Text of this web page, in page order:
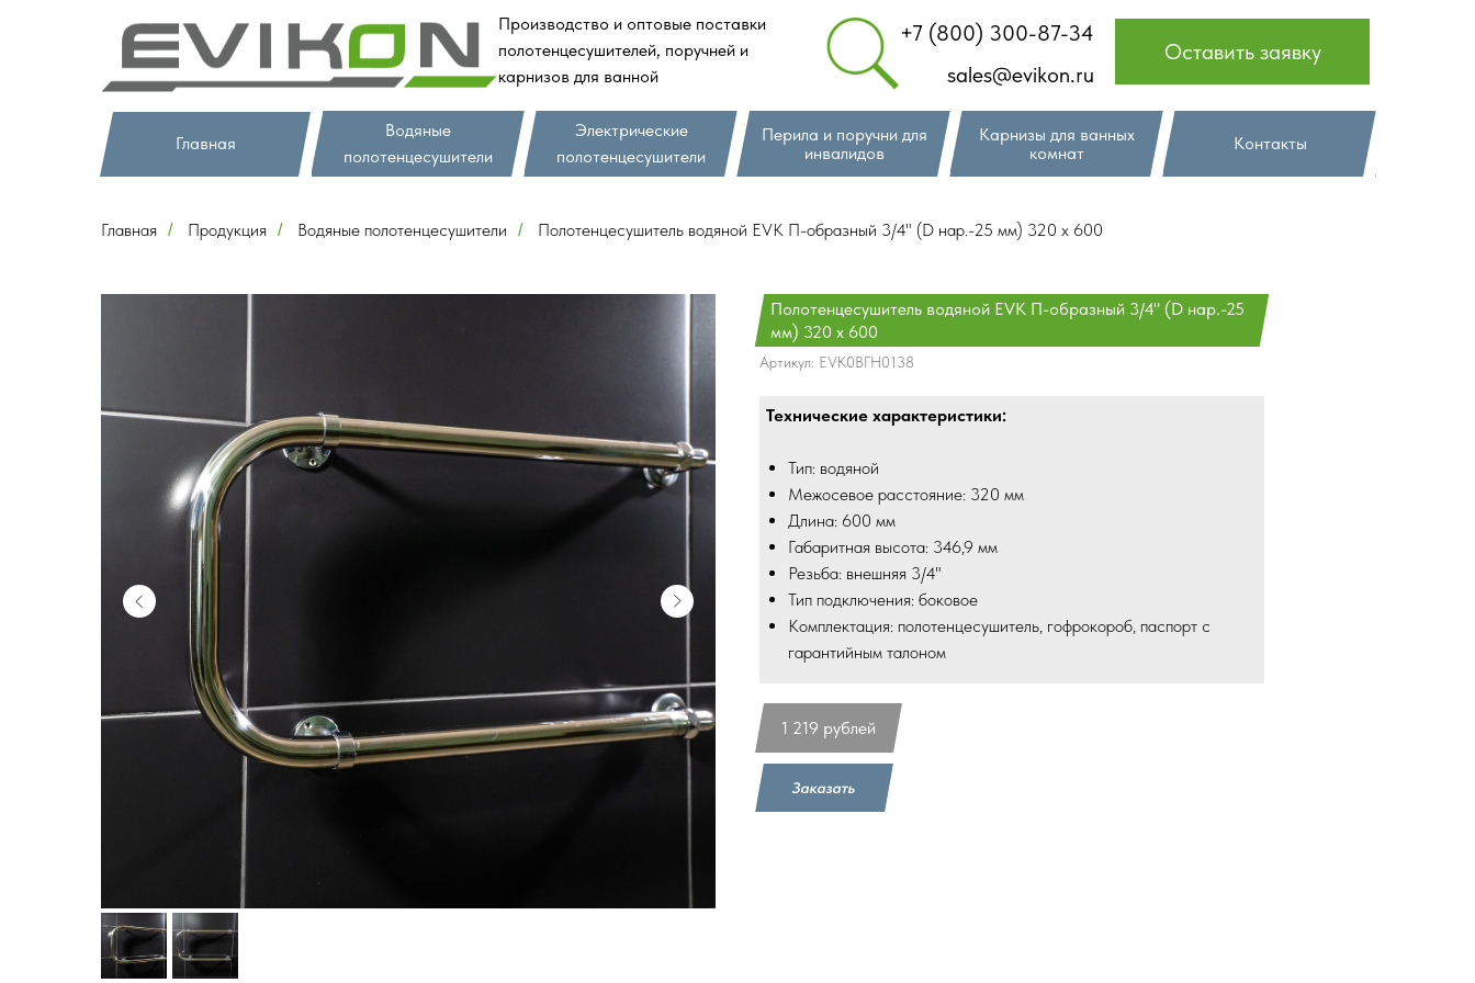
sales@evikon.ru
+7 (800) 300-87-34
Оставить заявку
Водяные
полотенцесушители
Перила и поручни для
инвалидов
Производство и оптовые поставки
полотенцесушителей, поручней и
карнизов для ванной
Главная
Карнизы для ванных
комнат
Контакты
Электрические
полотенцесушители
Главная / Продукция / Водяные полотенцесушители / Полотенцесушитель водяной EVK П-образный 3/4" (D нар.-25 мм) 320 х 600
Полотенцесушитель водяной EVK П-образный 3/4" (D нар.-25
мм) 320 х 600
Артикул: EVK0ВГН0138
1 219 рублей
Технические характеристики:
Тип: водяной
Межосевое расстояние: 320 мм
Длина: 600 мм
Габаритная высота: 346,9 мм
Резьба: внешняя 3/4"
Тип подключения: боковое
Комплектация: полотенцесушитель, гофрокороб, паспорт с
гарантийным талоном
Заказать